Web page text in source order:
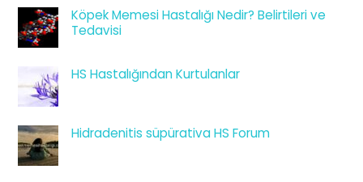
Köpek Memesi Hastalığı Nedir? Belirtileri ve
Tedavisi
HS Hastalığından Kurtulanlar
Hidradenitis süpürativa HS Forum